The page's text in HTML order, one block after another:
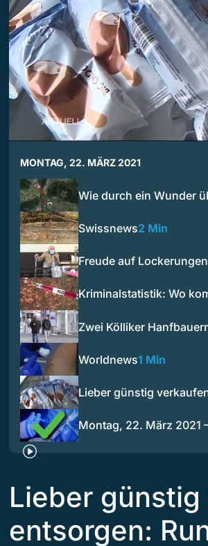
MONTAG, 22. MÄRZ 2021
Wie durch ein Wunder
Swissnews2 Min
Freude auf
Kriminalstatistik: Wo
Zwei Kölliker
Worldnews1 Min
Lieber günstig
Montag, 22. März 2021
Lieber
entsorgen: